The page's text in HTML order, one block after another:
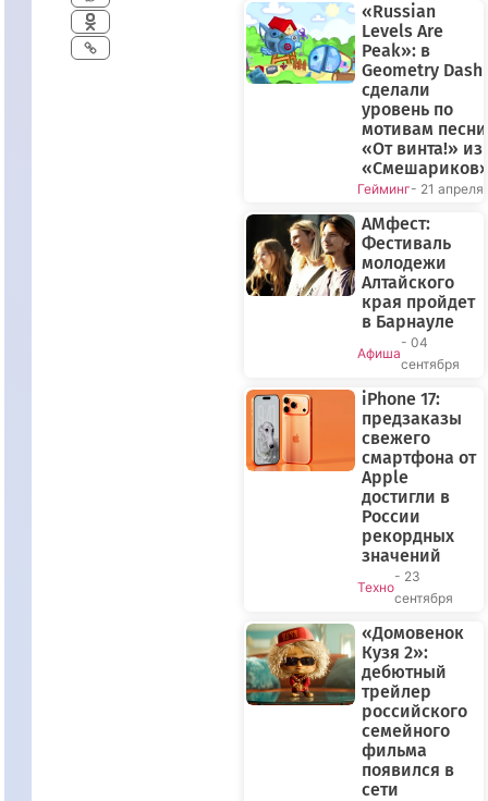
«Russian
Levels Are
Peak»: в
Geometry Dash
сделали
уровень по
мотивам песни
«От винта!» из
Гейминг- 21 апреля
АМфест:
Фестиваль
молодежи
Алтайского
края пройдет
в Барнауле
Афиша
- 04
сентября
iPhone 17:
предзаказы
свежего
смартфона от
Apple
достигли в
России
рекордных
значений
Техно
- 23
сентября
«Домовенок
Кузя 2»:
дебютный
трейлер
российского
семейного
фильма
появился в
сети